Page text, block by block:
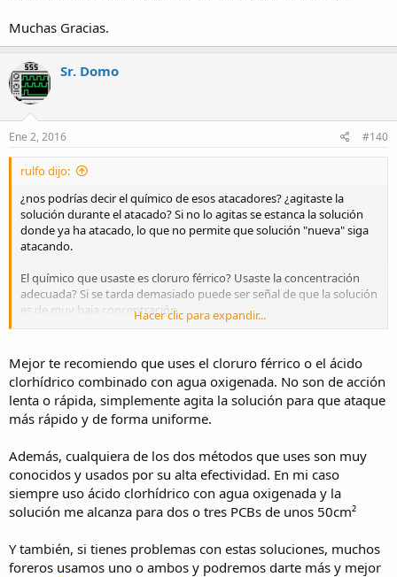
Muchas Gracias.
Sr. Domo
Ene 2, 2016 #140
rulfo dijo:
¿nos podrías decir el químico de esos atacadores? ¿agitaste la
solución durante el atacado? Si no lo agitas se estanca la solución
donde ya ha atacado, lo que no permite que solución "nueva" siga
atacando.
El químico que usaste es cloruro férrico? Usaste la concentración
adecuada? Si se tarda demasiado puede ser señal de que la solución
es de muy baja concentración.
mezclarlo con agua, y la solución no la he agitado durante el
atacado la deje en reposo que vaya atacando, es de la marca repro,
en el envase pone sodio persulfato cristal y lo remarca como
atacador lento , tengo otro que aun no lo he probado que segun el
envase es atacado rapido este si esta compuesto por dos envases
que al mezclar con el acido clorhidrico y no con agua por eso mismo
acelerara el atacado, ya no se cual sera mas conveniente utilizar si el
lento o el rapido..
Muchas Gracias.
Hacer clic para expandir...
Mejor te recomiendo que uses el cloruro férrico o el ácido
clorhídrico combinado con agua oxigenada. No son de acción
lenta o rápida, simplemente agita la solución para que ataque
más rápido y de forma uniforme.
Además, cualquiera de los dos métodos que uses son muy
conocidos y usados por su alta efectividad. En mi caso
siempre uso ácido clorhídrico con agua oxigenada y la
solución me alcanza para dos o tres PCBs de unos 50cm²
Y también, si tienes problemas con estas soluciones, muchos
foreros usamos uno o ambos y podremos darte más y mejor